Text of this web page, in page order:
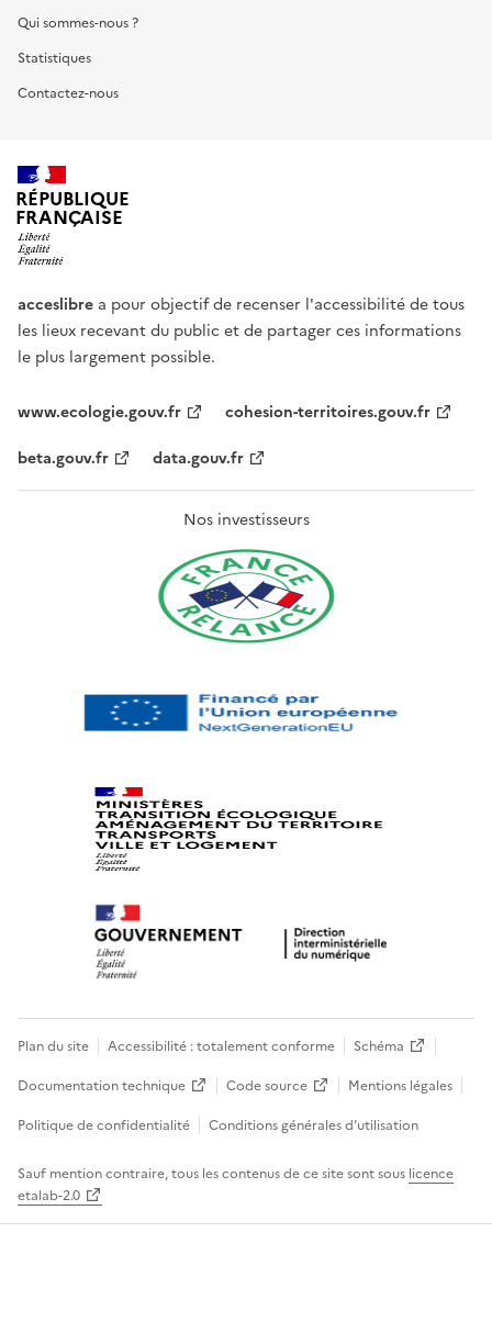
Qui sommes-nous ?
Statistiques
Contactez-nous
RÉPUBLIQUE
FRANÇAISE
acceslibre a pour objectif de recenser l'accessibilité de tous
les lieux recevant du public et de partager ces informations
le plus largement possible.
www.ecologie.gouv.fr
cohesion-territoires.gouv.fr
beta.gouv.fr
data.gouv.fr
Nos investisseurs
Plan du site Accessibilité : totalement conforme
Schéma
Documentation technique
Code source
Mentions légales
Politique de confidentialité
Conditions générales d’utilisation
Sauf mention contraire, tous les contenus de ce site sont sous licence
etalab-2.0